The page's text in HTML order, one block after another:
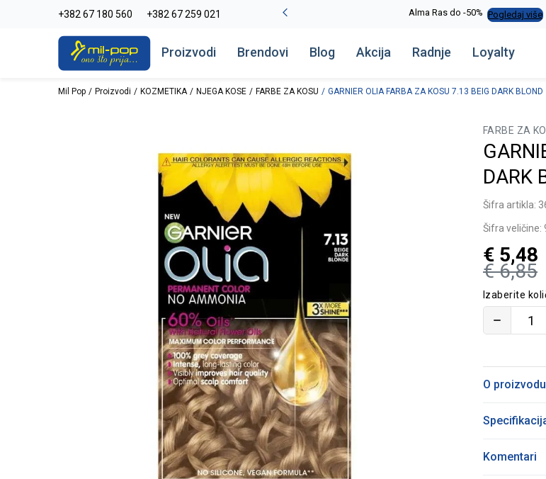
+382 67 180 560 +382 67 259 021
La Plage peškiri do -30% Pogledaj više Alma Ras do -50% Pogledaj više
Proizvodi Brendovi Blog Akcija Radnje Loyalty
Mil Pop Proizvodi KOZMETIKA NJEGA KOSE FARBE ZA KOSU GARNIER OLIA FARBA ZA KOSU 7.13 BEIG DARK BLOND
FARBE ZA
DARK
Šifra artikla:
Šifra veličine:
€ 6,85
€ 5,48
Izaberite
O proizvodu
Komentari